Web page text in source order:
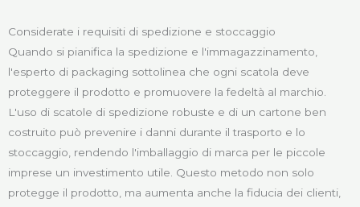
Considerate i requisiti di spedizione e stoccaggio
Quando si pianifica la spedizione e l'immagazzinamento,
l'esperto di packaging sottolinea che ogni scatola deve
proteggere il prodotto e promuovere la fedeltà al marchio.
L'uso di scatole di spedizione robuste e di un cartone ben
costruito può prevenire i danni durante il trasporto e lo
stoccaggio, rendendo l'imballaggio di marca per le piccole
imprese un investimento utile. Questo metodo non solo
protegge il prodotto, ma aumenta anche la fiducia dei clienti,